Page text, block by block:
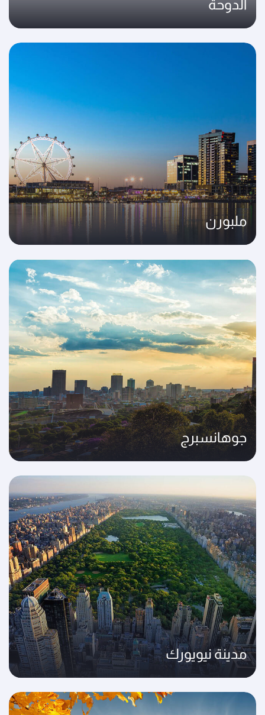
الدوحة
ملبورن
جوهانسبرج
مدينة نيويورك